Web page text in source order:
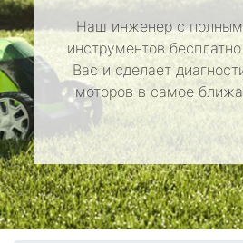
Наш инженер с
инструментов
Вас и сделает
моторов в самое